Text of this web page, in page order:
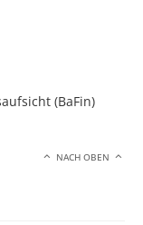
(BaFin)
NACH OBEN